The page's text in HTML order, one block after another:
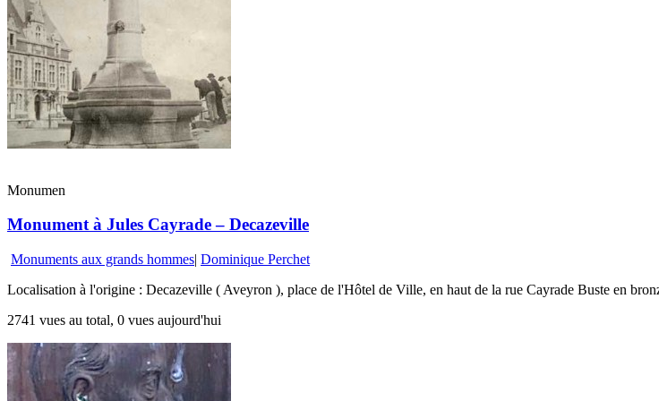
Monumen
Monument à Jules Cayrade – Decazeville
Monuments aux grands hommes| Dominique Perchet
Localisation à l'origine : Decazeville ( Aveyron ), place de l'Hôtel de Ville, en haut de la rue Cayrade Buste en
2741 vues au total, 0 vues aujourd'hui